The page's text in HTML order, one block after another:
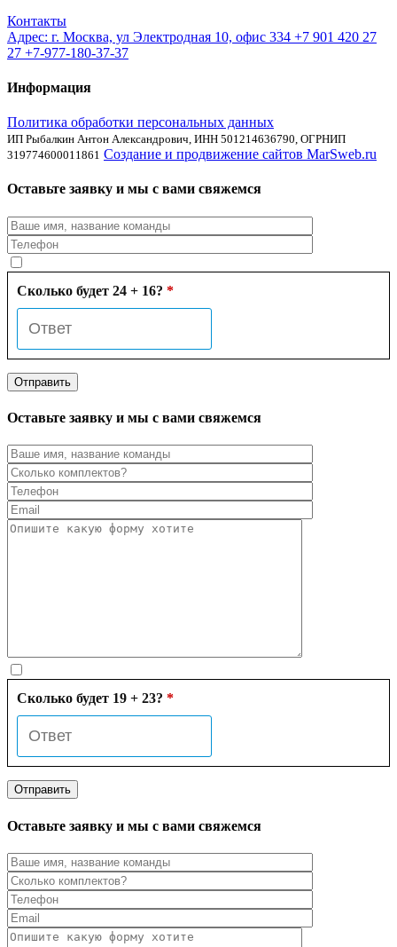
Контакты
Адрес: г. Москва, ул Электродная 10, офис 334 +7 901 420 27
27 +7-977-180-37-37
Информация
Политика обработки персональных данных
ИП Рыбалкин Антон Александрович, ИНН 501214636790, ОГРНИП
319774600011861 Создание и продвижение сайтов MarSweb.ru
Оставьте заявку и мы с вами свяжемся
Сколько будет 24 + 16? *
Оставьте заявку и мы с вами свяжемся
Сколько будет 19 + 23? *
Оставьте заявку и мы с вами свяжемся